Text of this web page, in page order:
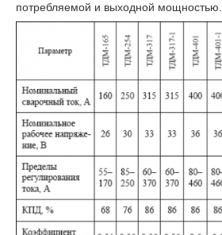
потребляемой и выходной мощностью.